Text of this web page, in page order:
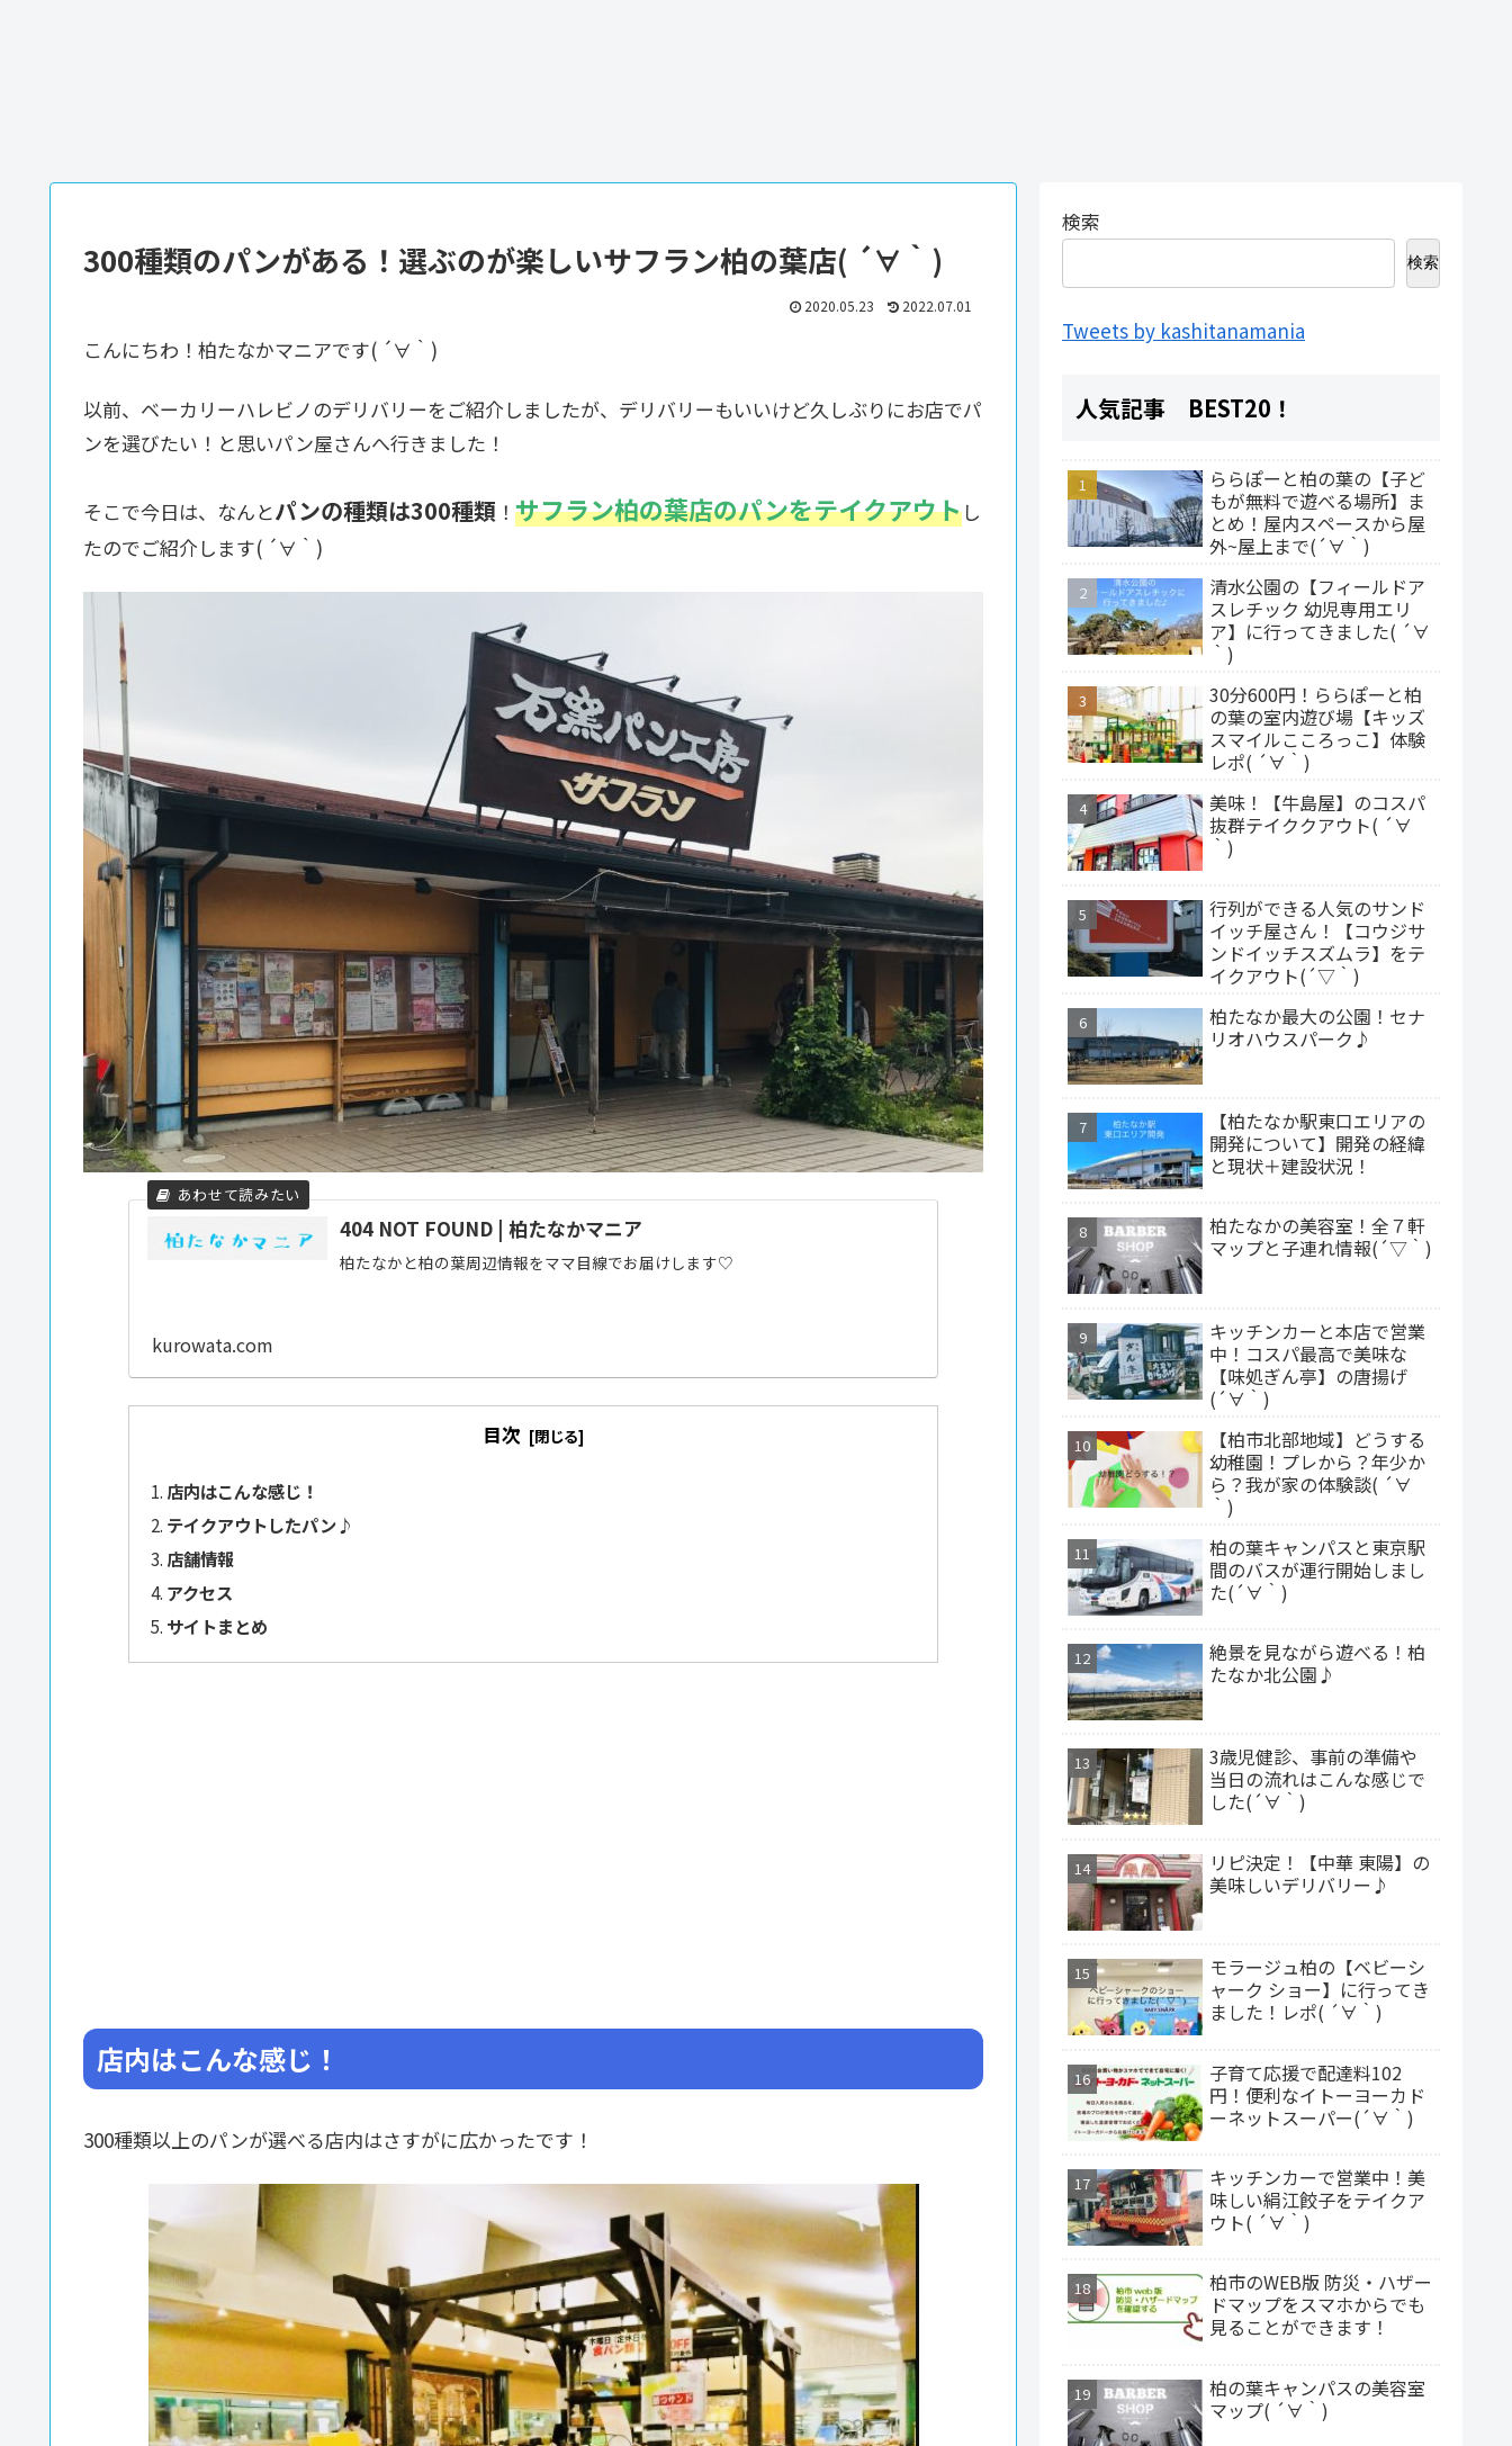
300種類のパンがある！選ぶのが楽しいサフラン柏の葉店( ´∀｀)
2020.05.23 2022.07.01
こんにちわ！柏たなかマニアです( ´∀｀)
以前、ベーカリーハレビノのデリバリーをご紹介しましたが、デリバリーもいいけど久しぶりにお店でパ
ンを選びたい！と思いパン屋さんへ行きました！
そこで今日は、なんとパンの種類は300種類 ！ サフラン柏の葉店のパンをテイクアウトし
たのでご紹介します( ´∀｀)
404 NOT FOUND | 柏たなかマニア
柏たなかと柏の葉周辺情報をママ目線でお届けします♡
kurowata.com
目次
店内はこんな感じ！
テイクアウトしたパン♪
店舗情報
アクセス
サイトまとめ
店内はこんな感じ！
300種類以上のパンが選べる店内はさすがに広かったです！
検索
検索
Tweets by kashitanamania
人気記事 BEST20！
ららぽーと柏の葉の【子ど
もが無料で遊べる場所】ま
とめ！屋内スペースから屋
外~屋上まで(´∀｀)
清水公園の【フィールドア
スレチック 幼児専用エリ
ア】に行ってきました( ´∀
｀)
30分600円！ららぽーと柏
の葉の室内遊び場【キッズ
スマイルこころっこ】体験
レポ( ´∀｀)
美味！【牛島屋】のコスパ
抜群テイククアウト( ´∀
｀)
行列ができる人気のサンド
イッチ屋さん！【コウジサ
ンドイッチスズムラ】をテ
イクアウト(´▽｀)
柏たなか最大の公園！セナ
リオハウスパーク♪
【柏たなか駅東口エリアの
開発について】開発の経緯
と現状＋建設状況！
柏たなかの美容室！全７軒
マップと子連れ情報(´▽｀)
キッチンカーと本店で営業
中！コスパ最高で美味な
【味処ぎん亭】の唐揚げ
(´∀｀)
【柏市北部地域】どうする
幼稚園！プレから？年少か
ら？我が家の体験談( ´∀
｀)
柏の葉キャンパスと東京駅
間のバスが運行開始しまし
た(´∀｀)
絶景を見ながら遊べる！柏
たなか北公園♪
3歳児健診、事前の準備や
当日の流れはこんな感じで
した(´∀｀)
リピ決定！【中華 東陽】の
美味しいデリバリー♪
モラージュ柏の【ベビーシ
ャーク ショー】に行ってき
ました！レポ( ´∀｀)
子育て応援で配達料102
円！便利なイトーヨーカド
ーネットスーパー(´∀｀)
キッチンカーで営業中！美
味しい絹江餃子をテイクア
ウト( ´∀｀)
柏市のWEB版 防災・ハザー
ドマップをスマホからでも
見ることができます！
柏の葉キャンパスの美容室
マップ( ´∀｀)